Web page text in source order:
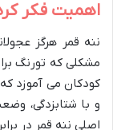
اهمیت فکر
ننه قمر هرگز
مشکلی که تورنگ
کودکان می آموزد
و با شتابزدگی،
اصلی ننه قمر در